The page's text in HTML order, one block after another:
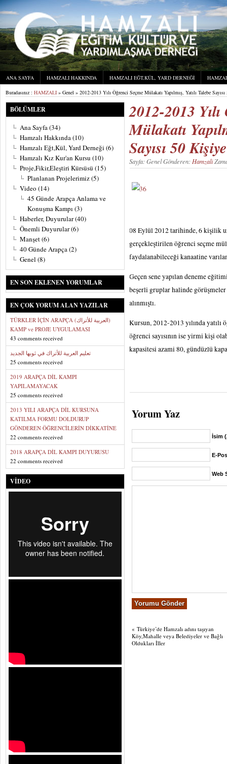
ANA SAYFA HAMZALI HAKKINDA HAMZALI EĞT,KÜL, YARD DERNEĞI
Buradasınız : HAMZALI » Genel » 2012-2013 Yılı Öğrenci Seçme Mülakatı Yapılmış, Yatılı Talebe
BÖLÜMLER
Ana Sayfa(34)
Hamzalı Hakkında(10)
Hamzalı Eğt,Kül, Yard Derneği (6)
Hamzalı Kız Kur'an Kursu (10)
Proje,Fikir,Eleştiri Kürsüsü (15)
Planlanan Projelerimiz(5)
Video (14)
45 Günde Arapça Anlama ve
Konuşma Kampı (3)
Haberler, Duyurular(40)
Önemli Duyurular(6)
Manşet(6)
40 Günde Arapça(2)
Genel (8)
EN SON EKLENEN YORUMLAR
EN ÇOK YORUM ALAN YAZILAR
TÜRKLER İÇİN ARAPÇA (العربية للأتراك)
KAMP ve PROJE UYGULAMASI
43 comments received
تعليم العربية للأتراك في ثوبها الجديد
25 comments received
2019 ARAPÇA DİL KAMPI
YAPILAMAYACAK
25 comments received
2013 YILI ARAPÇA DİL KURSUNA
KATILMA FORMU DOLDURUP
GÖNDEREN ÖĞRENCİLERİN DİKKATİNE
22 comments received
2018 ARAPÇA DİL KAMPI DUYURUSU
22 comments received
VIDEO
2012-2013
Mülakatı
Sayısı 50
Sayfa: Genel Gönderen: Hamzali
08 Eylül 2012 tarihinde, 6 kişilik
gerçekleştirilen öğrenci seçme
faydalanabileceği kanaatine
Geçen sene yapılan deneme
beşerli gruplar halinde
alınmıştı.
Kursun, 2012-2013 yılında yatılı
öğrenci sayısının ise yirmi kişi
kapasitesi azami 80, gündüzlü
Yorum Yaz
İsim
E-
Web
« Türkiye’de Hamzalı adını taşıyan
Köy,Mahalle veya Belediyeler ve Bağlı
Oldukları İller